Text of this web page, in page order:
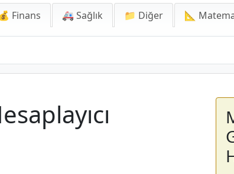
Finans 🚑 Sağlık 📁 Diğer 📐